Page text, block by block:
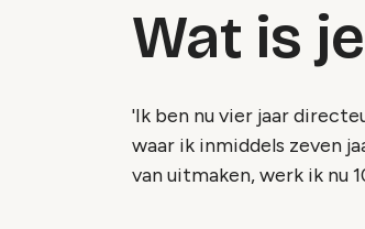
Wat is
'Ik ben nu vier jaar
waar ik inmiddels zeven
van uitmaken, werk ik nu